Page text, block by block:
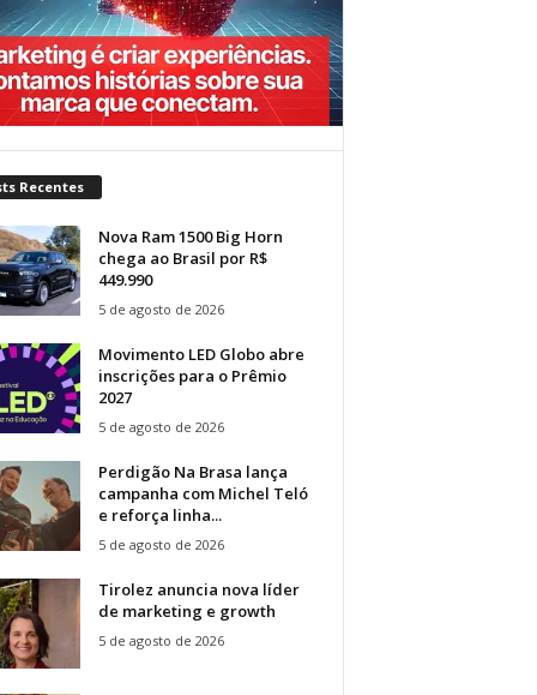
Recentes
Nova Ram 1500 Big Horn
chega ao Brasil por R$
449.990
5 de agosto de 2026
Movimento LED Globo abre
inscrições para o Prêmio
2027
5 de agosto de 2026
Perdigão Na Brasa lança
campanha com Michel Teló
e reforça linha...
5 de agosto de 2026
Tirolez anuncia nova líder
de marketing e growth
5 de agosto de 2026